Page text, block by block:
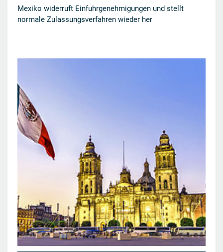
Mexiko widerruft Einfuhrgenehmigungen und stellt
normale Zulassungsverfahren wieder her